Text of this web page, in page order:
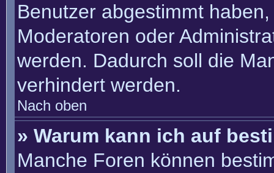
Benutzer abgestimmt
Moderatoren oder
werden. Dadurch soll die
verhindert werden.
Nach oben
» Warum kann ich auf
Manche Foren können